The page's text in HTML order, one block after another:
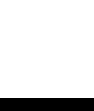
mantenimiento